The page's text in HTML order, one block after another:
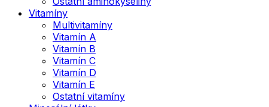
Vitamíny
Multivitamíny
Vitamín A
Vitamín B
Vitamín C
Vitamín D
Vitamín E
Ostatní vitamíny